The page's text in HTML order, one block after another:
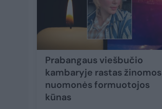
Prabangaus viešbučio
kambaryje rastas žinomos
nuomonės formuotojos
kūnas